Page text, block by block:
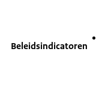
Beleidsindicatoren